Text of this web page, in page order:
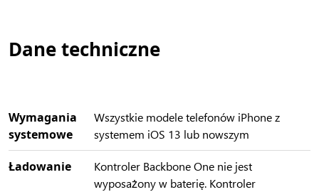
Dane techniczne
Wymagania
systemowe
Wszystkie modele telefonów iPhone z
systemem iOS 13 lub nowszym
Ładowanie
Kontroler Backbone One nie jest
wyposażony w baterię. Kontroler